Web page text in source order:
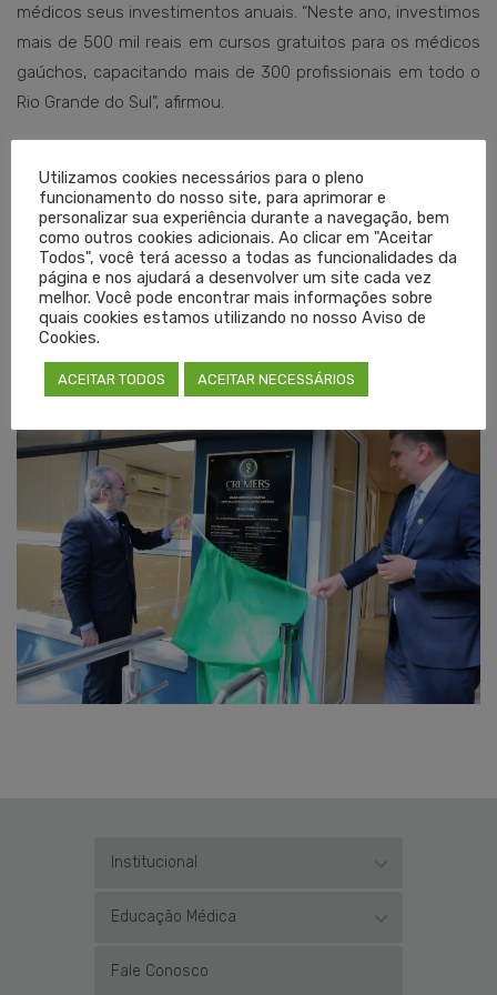
médicos seus investimentos anuais. “Neste ano, investimos
mais de 500 mil reais em cursos gratuitos para os médicos
gaúchos, capacitando mais de 300 profissionais em todo o
Rio Grande do Sul”, afirmou.
Hiran da Silva Gallo ressaltou a importância do alinhamento
e harmonia entre o CFM e os conselhos regionais: “O CFM só
existe por causa dos conselhos regionais”, destacou.
Logo após a cerimônia, os convidados se deslocaram até a
sede administrativa, onde ocorreu o descerramento da
Institucional
Educação Médica
Fale Conosco
Utilizamos cookies necessários para o pleno
funcionamento do nosso site, para aprimorar e
personalizar sua experiência durante a navegação, bem
como outros cookies adicionais. Ao clicar em "Aceitar
Todos", você terá acesso a todas as funcionalidades da
página e nos ajudará a desenvolver um site cada vez
melhor. Você pode encontrar mais informações sobre
quais cookies estamos utilizando no nosso Aviso de
Cookies.
ACEITAR TODOS ACEITAR NECESSÁRIOS